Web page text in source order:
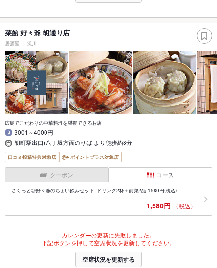
菜館 好々爺 胡通り店
居酒屋 流川
広島でこだわりの中華料理を堪能できるお店
3001～4000円
胡町駅出口(八丁堀方面のりば)より徒歩約3分
口コミ投稿特典対象店 ポイントプラス対象店
クーポン コース
-さくっと◎好々爺のちょい飲みセット- ドリンク2杯＋前菜2品 1580円(税込)
1,580円 （税込）
カレンダーの更新に失敗しました。
下記ボタンを押して空席状況を更新してください。
空席状況を更新する